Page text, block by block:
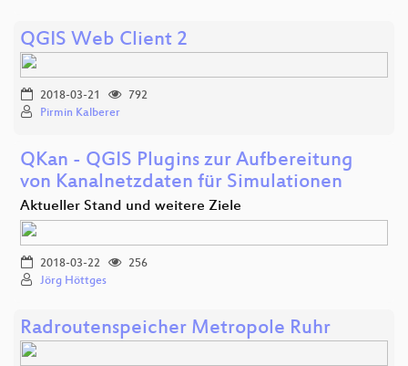
QGIS Web Client 2
2018-03-21
792
Pirmin Kalberer
QKan - QGIS Plugins zur Aufbereitung
von Kanalnetzdaten für Simulationen
Aktueller Stand und weitere Ziele
2018-03-22
256
Jörg Höttges
Radroutenspeicher Metropole Ruhr